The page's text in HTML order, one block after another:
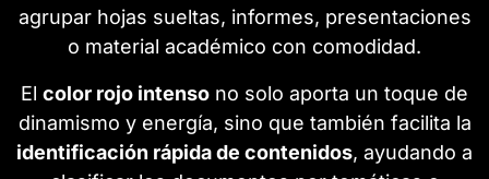
agrupar hojas sueltas, informes, presentaciones
o material académico con comodidad.
El color rojo intenso no solo aporta un toque de
dinamismo y energía, sino que también facilita la
identificación rápida de contenidos, ayudando a